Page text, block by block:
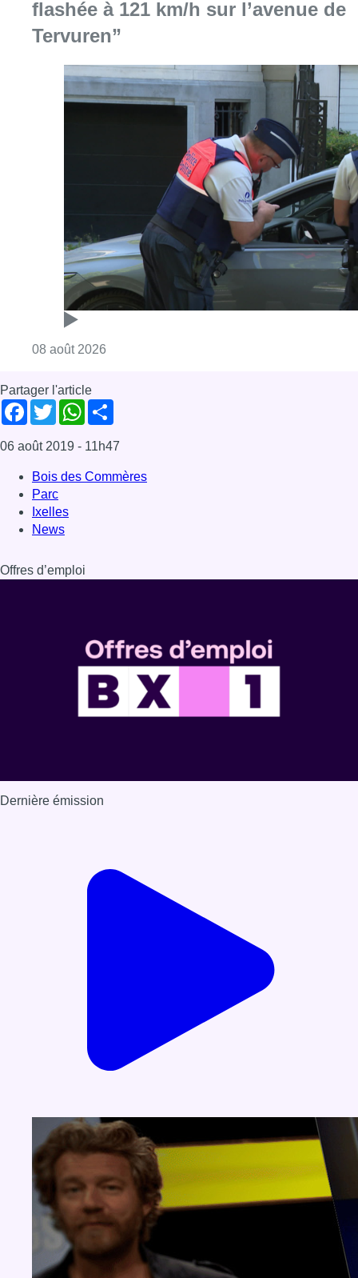
flashée à 121 km/h sur l’avenue de
Tervuren”
08 août 2026
Partager l'article
Facebook
TwitterWhatsApp
06 août 2019 - 11h47
Bois des Commères
Parc
Ixelles
News
Offres d’emploi
Dernière émission